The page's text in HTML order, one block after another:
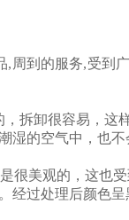
周到的服务,受到
拆卸很容易，这
湿的空气中，也
很美观的，这也受
经过处理后颜色呈